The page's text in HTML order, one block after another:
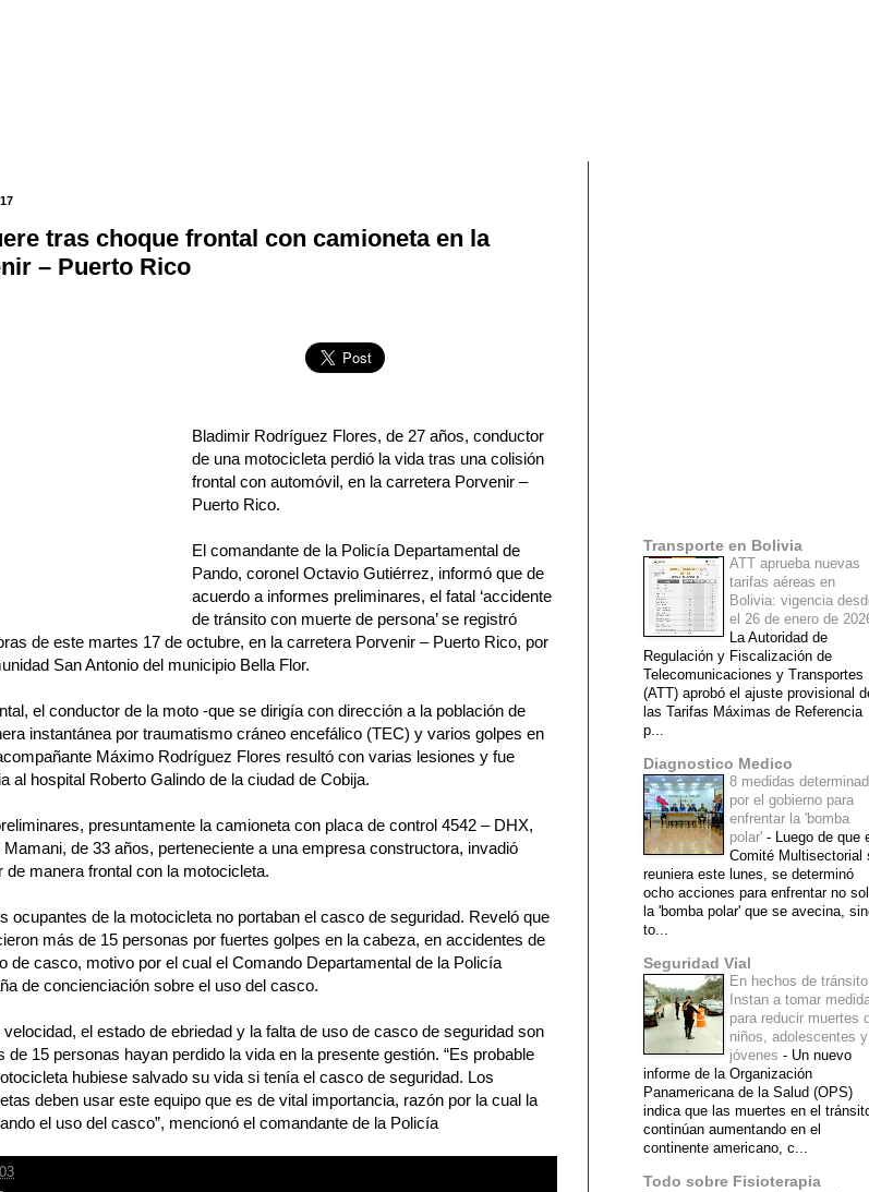
tras choque frontal con camioneta en la
– Puerto Rico
Bladimir Rodríguez Flores, de 27 años, conductor
de una motocicleta perdió la vida tras una colisión
frontal con automóvil, en la carretera Porvenir –
Puerto Rico.
El comandante de la Policía Departamental de
Pando, coronel Octavio Gutiérrez, informó que de
acuerdo a informes preliminares, el fatal ‘accidente
de tránsito con muerte de persona’ se registró
de este martes 17 de octubre, en la carretera Porvenir – Puerto Rico, por
San Antonio del municipio Bella Flor.
el conductor de la moto -que se dirigía con dirección a la población de
instantánea por traumatismo cráneo encefálico (TEC) y varios golpes en
Máximo Rodríguez Flores resultó con varias lesiones y fue
al hospital Roberto Galindo de la ciudad de Cobija.
presuntamente la camioneta con placa de control 4542 – DHX,
de 33 años, perteneciente a una empresa constructora, invadió
de manera frontal con la motocicleta.
ocupantes de la motocicleta no portaban el casco de seguridad. Reveló que
más de 15 personas por fuertes golpes en la cabeza, en accidentes de
de casco, motivo por el cual el Comando Departamental de la Policía
de concienciación sobre el uso del casco.
el estado de ebriedad y la falta de uso de casco de seguridad son
de 15 personas hayan perdido la vida en la presente gestión. “Es probable
hubiese salvado su vida si tenía el casco de seguridad. Los
deben usar este equipo que es de vital importancia, razón por la cual la
el uso del casco”, mencionó el comandante de la Policía
Transporte en Bolivia
ATT aprueba nuevas
tarifas aéreas en
Bolivia: vigencia
el 26 de enero de
La Autoridad de
Regulación y Fiscalización de
Telecomunicaciones y Transportes
(ATT) aprobó el ajuste provisional
las Tarifas Máximas de Referencia
p...
Diagnostico Medico
8 medidas
por el gobierno para
enfrentar la 'bomba
polar' - Luego de que
Comité Multisectorial
reuniera este lunes, se determinó
ocho acciones para enfrentar no
la 'bomba polar' que se avecina,
to...
Seguridad Vial
En hechos de tránsito
Instan a tomar
para reducir muertes
niños, adolescentes y
jóvenes - Un nuevo
informe de la Organización
Panamericana de la Salud (OPS)
indica que las muertes en el
continúan aumentando en el
continente americano, c...
Todo sobre Fisioterapia